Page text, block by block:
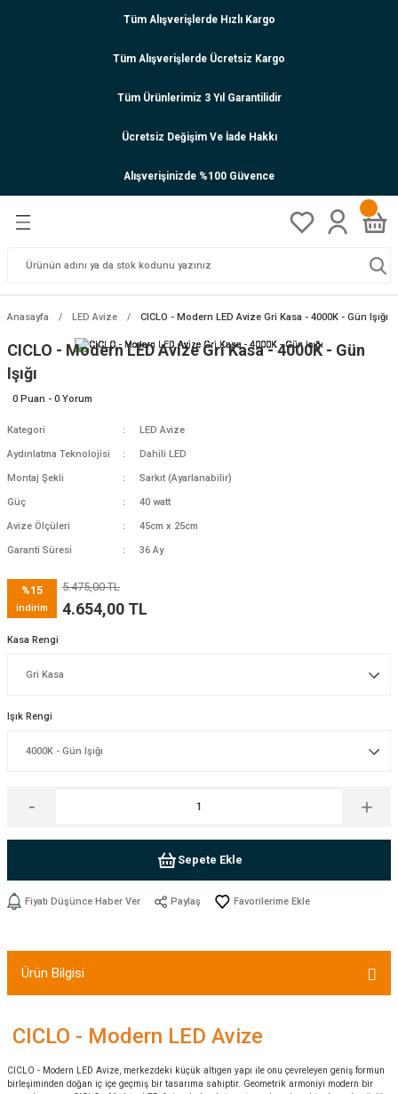
Tüm Alışverişlerde Hızlı Kargo
Tüm Alışverişlerde Ücretsiz Kargo
Tüm Ürünlerimiz 3 Yıl Garantilidir
Ücretsiz Değişim Ve İade Hakkı
Alışverişinizde %100 Güvence
Anasayfa LED Avize CICLO - Modern LED Avize Gri Kasa - 4000K - Gün Işığı
CICLO - Modern LED Avize Gri Kasa - 4000K - Gün
Işığı
0 Puan - 0 Yorum
Kategori LED Avize
Aydınlatma Teknolojisi Dahili LED
Montaj Şekli Sarkıt (Ayarlanabilir)
Güç 40 watt
Avize Ölçüleri 45cm x 25cm
Garanti Süresi 36 Ay
%15
indirim
5.475,00 TL
4.654,00 TL
Kasa Rengi
Işık Rengi
Sepete Ekle
Fiyatı Düşünce Haber Ver Paylaş
Ürün Bilgisi
CICLO - Modern LED Avize
CICLO - Modern LED Avize, merkezdeki küçük altıgen yapı ile onu çevreleyen geniş formun
birleşiminden doğan iç içe geçmiş bir tasarıma sahiptir. Geometrik armoniyi modern bir